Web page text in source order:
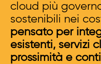
cloud più
sostenibili nei
pensato per
esistenti, servizi
prossimità e